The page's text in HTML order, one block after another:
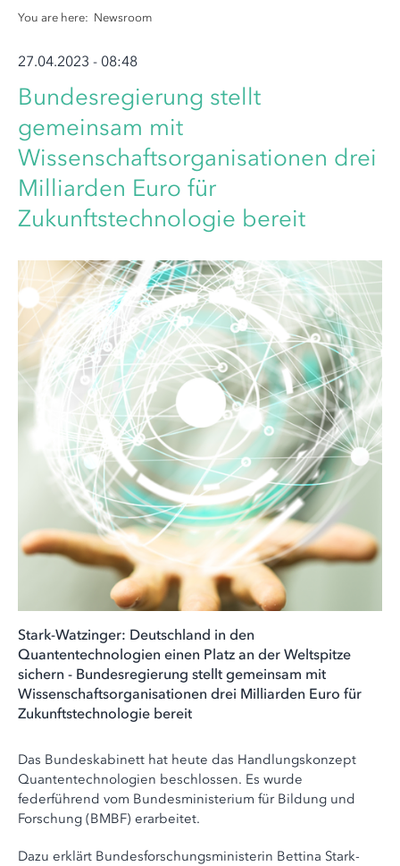
You are here: Newsroom
27.04.2023 - 08:48
Bundesregierung stellt
gemeinsam mit
Wissenschaftsorganisationen drei
Milliarden Euro für
Zukunftstechnologie bereit
Stark-Watzinger: Deutschland in den
Quantentechnologien einen Platz an der Weltspitze
sichern - Bundesregierung stellt gemeinsam mit
Wissenschaftsorganisationen drei Milliarden Euro für
Zukunftstechnologie bereit
Das Bundeskabinett hat heute das Handlungskonzept
Quantentechnologien beschlossen. Es wurde
federführend vom Bundesministerium für Bildung und
Forschung (BMBF) erarbeitet.
Dazu erklärt Bundesforschungsministerin Bettina Stark-